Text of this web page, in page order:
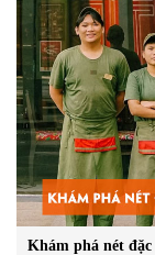
Khám phá nét